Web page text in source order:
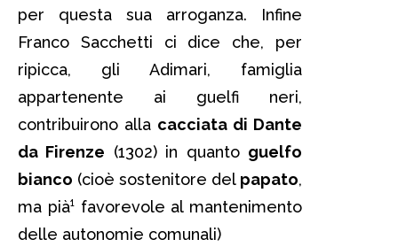
per questa sua arroganza. Infine
Franco Sacchetti ci dice che, per
ripicca, gli Adimari, famiglia
appartenente ai guelfi neri,
contribuirono alla cacciata di Dante
da Firenze (1302) in quanto guelfo
bianco (cioè sostenitore del papato,
ma pià¹ favorevole al mantenimento
delle autonomie comunali)